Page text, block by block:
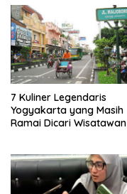
7 Kuliner Legendaris
Yogyakarta yang Masih
Ramai Dicari Wisatawan